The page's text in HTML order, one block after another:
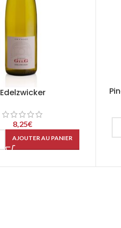
Edelzwicker
8,25€
AJOUTER AU PANIER